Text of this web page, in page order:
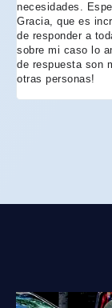
necesidades.
Gracia, que es
de responder a
sobre mi caso lo
de respuesta son
otras personas!